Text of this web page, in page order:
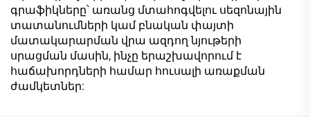
գրաֆիկները՝ առանց մտահոգվելու սեզոնային
տատանումների կամ բնական փայտի
մատակարարման վրա ազդող նյութերի
սրացման մասին, ինչը երաշխավորում է
հաճախորդների համար հուսալի առաքման
ժամկետներ: